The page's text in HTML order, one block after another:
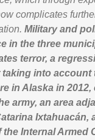
complicates
Military and
in the three
terror, a
taking into account
in Alaska in 2012,
army, an area
Ixtahuacán,
the Internal Armed